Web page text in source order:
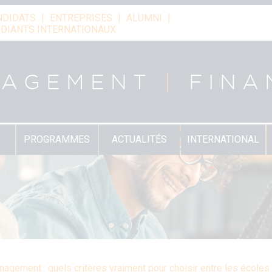
ENTREPRISES
ALUMNI
INTERNATIONAUX
PROGRAMMES ACTUALITÉS INTERNATIONAL
: quels critères vraiment pour choisir entre les écoles